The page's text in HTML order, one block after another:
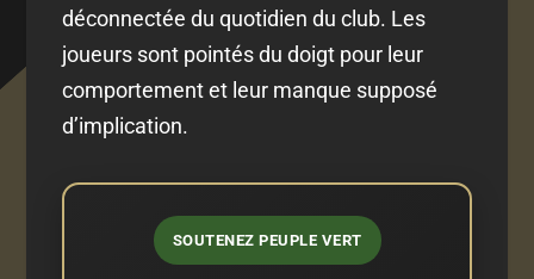
déconnectée du quotidien du club. Les
joueurs sont pointés du doigt pour leur
comportement et leur manque supposé
d’implication.
SOUTENEZ PEUPLE VERT